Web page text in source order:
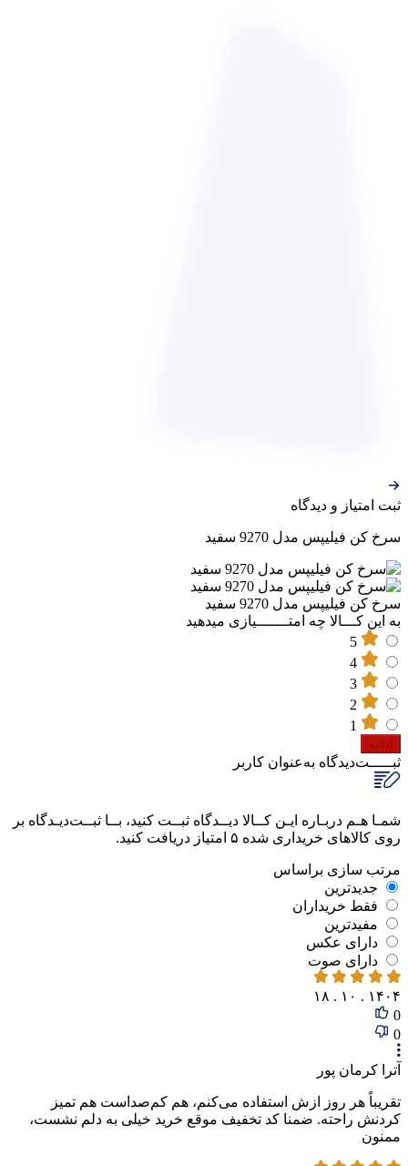
ثبت‌ امتیاز‌ و‌ دیدگاه
سرخ کن فیلیپس مدل 9270 سفید
سرخ کن فیلیپس مدل 9270 سفید
به این کـــالا چه امتـــــــیازی میدهید
ادامه
ثبـــــت‌دیدگاه به‌عنوان کاربر
شمـا هـم دربـاره ایـن کــالا دیــدگاه ثبــت کنید، بــا ثبــت‌دیـدگاه بر
روی کالاهای خریداری شده ۵ امتیاز دریافت کنید.
مرتب‌ سازی‌ بر‌اساس
جدیدترین
فقط‌ خریداران‌
مفیدترین
دارای‌ عکس
دارای‌ صوت
۱۴۰۴ . ۱۰ . ۱۸
0
0
آترا کرمان پور
تقریباً هر روز ازش استفاده می‌کنم، هم کم‌صداست هم تمیز
کردنش راحته. ضمنا کد تخفیف موقع خرید خیلی به دلم نشست،
ممنون